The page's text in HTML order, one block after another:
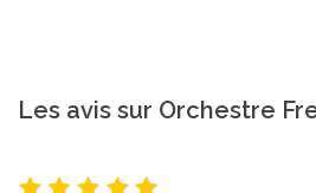
Les avis sur Orchestre